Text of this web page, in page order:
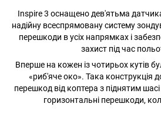
Inspire 3 оснащено дев'ятьма
надійну всеспрямовану систему
перешкоди в усіх напрямках і
захист під час
Вперше на кожен із чотирьох кутів
«риб'яче око». Така конструкція
перешкод від коптера з піднятим
горизонтальні перешкоди,